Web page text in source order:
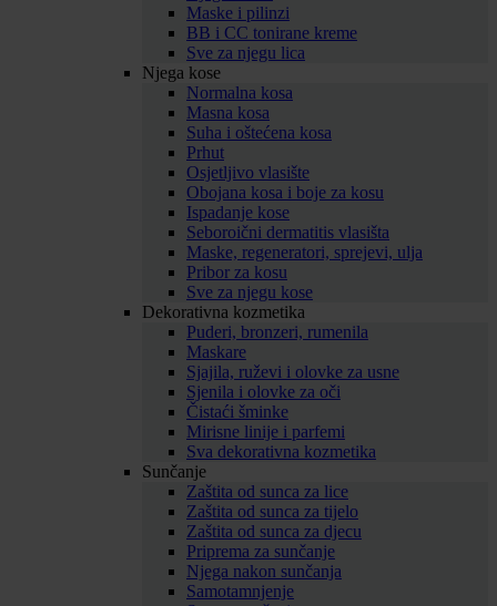
Maske i pilinzi
BB i CC tonirane kreme
Sve za njegu lica
Njega kose
Normalna kosa
Masna kosa
Suha i oštećena kosa
Prhut
Osjetljivo vlasište
Obojana kosa i boje za kosu
Ispadanje kose
Seboroični dermatitis vlasišta
Maske, regeneratori, sprejevi, ulja
Pribor za kosu
Sve za njegu kose
Dekorativna kozmetika
Puderi, bronzeri, rumenila
Maskare
Sjajila, ruževi i olovke za usne
Sjenila i olovke za oči
Čistaći šminke
Mirisne linije i parfemi
Sva dekorativna kozmetika
Sunčanje
Zaštita od sunca za lice
Zaštita od sunca za tijelo
Zaštita od sunca za djecu
Priprema za sunčanje
Njega nakon sunčanja
Samotamnjenje